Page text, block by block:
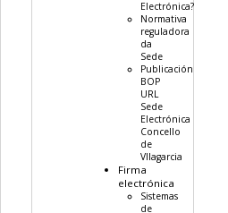
Electrónica?
Normativa
reguladora
da
Sede
Publicación
BOP
URL
Sede
Electrónica
Concello
de
VIlagarcia
Firma
electrónica
Sistemas
de